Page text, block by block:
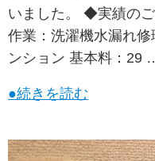
いました。 ◆実績の
作業：洗濯機水漏れ
ンション 基本料：29
●続きを読む